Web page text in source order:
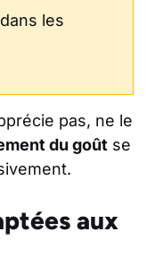
les
pas, ne le
du goût se
aux